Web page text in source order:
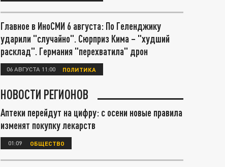
Главное в ИноСМИ 6 августа: По Геленджику
ударили "случайно". Сюрприз Кима – "худший
расклад". Германия "перехватила" дрон
06 АВГУСТА 11:00 ПОЛИТИКА
НОВОСТИ РЕГИОНОВ
Аптеки перейдут на цифру: с осени новые правила
изменят покупку лекарств
01:09 ОБЩЕСТВО